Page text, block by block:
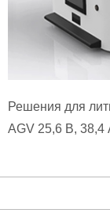
Решения для
AGV 25,6 В, 38,4